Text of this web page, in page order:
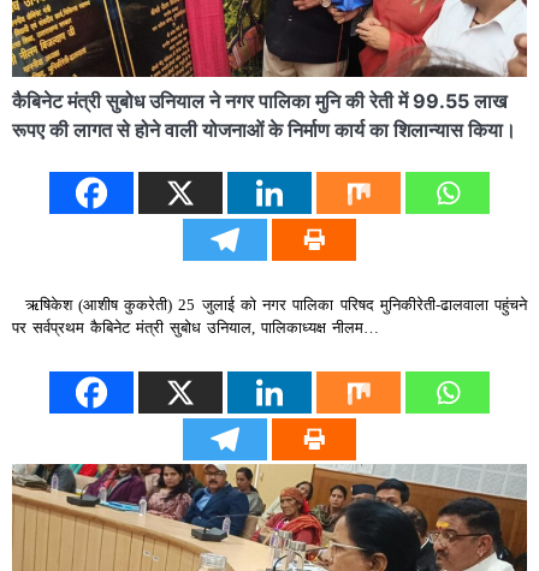
कैबिनेट मंत्री सुबोध उनियाल ने नगर पालिका मुनि की रेती में 99.55 लाख
रूपए की लागत से होने वाली योजनाओं के निर्माण कार्य का शिलान्यास किया।
ऋषिकेश (आशीष कुकरेती) 25 जुलाई को नगर पालिका परिषद मुनिकीरेती-ढालवाला पहुंचने
पर सर्वप्रथम कैबिनेट मंत्री सुबोध उनियाल, पालिकाध्यक्ष नीलम…